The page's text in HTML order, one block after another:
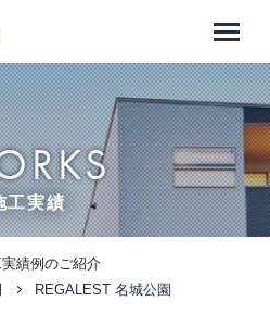
工実績
績例のご紹介
REGALEST 名城公園